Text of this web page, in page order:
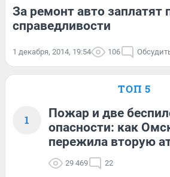
За ремонт авто заплатят
справедливости
1 декабря, 2014, 19:54 106
ТОП 5
1
Пожар и две
опасности: как
пережила вторую
29 469 22